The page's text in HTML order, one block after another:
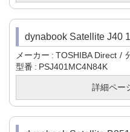
dynabook Satellite J40
メーカー TOSHIBA Direct
型番
PSJ401MC4N84K
詳細ペー